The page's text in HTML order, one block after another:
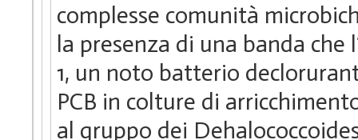
complesse comunità
la presenza di una banda
1, un noto batterio
PCB in colture di
al gruppo dei